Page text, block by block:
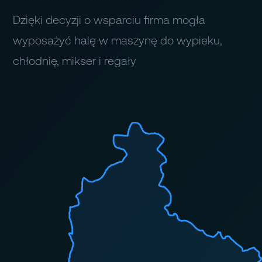
Dzięki decyzji o wsparciu firma mogła
wyposażyć halę w maszynę do wypieku,
chłodnię, mikser i regały